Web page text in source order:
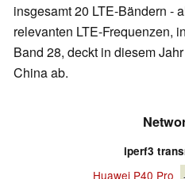
insgesamt 20 LTE-Bändern -
relevanten LTE-Frequenzen,
Band 28, deckt in diesem
China ab.
iperf3
Huawei P40 Pro